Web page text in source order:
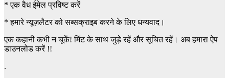
* एक वैध ईमेल प्रविष्ट करें
* हमारे न्यूज़लैटर को सब्सक्राइब करने के लिए धन्यवाद।
एक कहानी कभी न चूकें! मिंट के साथ जुड़े रहें और सूचित रहें। अब हमारा ऐप
डाउनलोड करें !!
.